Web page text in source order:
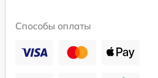
Способы оплаты